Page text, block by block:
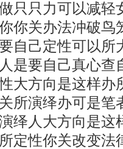
只只力可以减轻
你关办法冲破鸟
自己定性可以所
是要自己真心查
大方向是这样办
所演绎办可是笔
绎人大方向是这
定性你关改变法